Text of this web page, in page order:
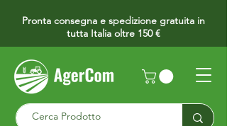
Pronta consegna e spedizione gratuita in
tutta Italia oltre 150 €